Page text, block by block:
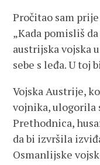
Pročitao sam
„Kada pomisliš
austrijska vojska
sebe s leđa. U toj
Vojska Austrije,
vojnika, ulogorila
Prethodnica,
da bi izvršila
Osmanlijske